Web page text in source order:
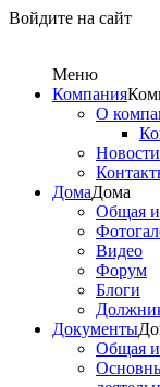
Войдите на сайт
Меню
Компания
О
Новости
ДомаДома
Общая
Видео
Форум
Блоги
Документы
Общая